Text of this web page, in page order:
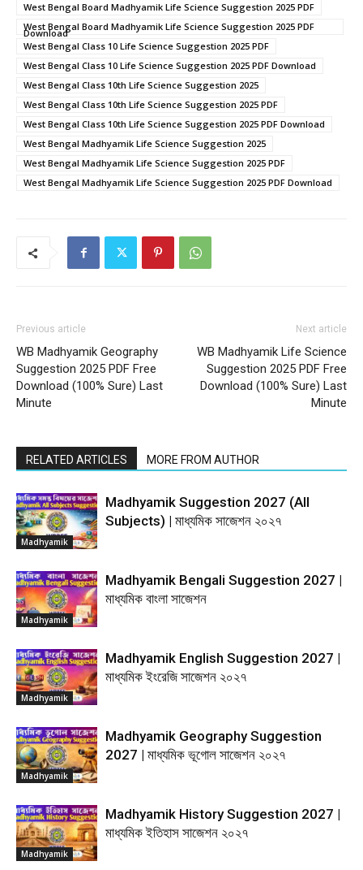
West Bengal Board Madhyamik Life Science Suggestion 2025 PDF
West Bengal Board Madhyamik Life Science Suggestion 2025 PDF
Download
West Bengal Class 10 Life Science Suggestion 2025 PDF
West Bengal Class 10 Life Science Suggestion 2025 PDF Download
West Bengal Class 10th Life Science Suggestion 2025
West Bengal Class 10th Life Science Suggestion 2025 PDF
West Bengal Class 10th Life Science Suggestion 2025 PDF Download
West Bengal Madhyamik Life Science Suggestion 2025
West Bengal Madhyamik Life Science Suggestion 2025 PDF
West Bengal Madhyamik Life Science Suggestion 2025 PDF Download
Previous article
WB Madhyamik Geography
Suggestion 2025 PDF Free
Download (100% Sure) Last
Minute
Next article
WB Madhyamik Life Science
Suggestion 2025 PDF Free
Download (100% Sure) Last
Minute
RELATED ARTICLES MORE FROM AUTHOR
Madhyamik
Madhyamik Suggestion 2027 (All
Subjects) | মাধ্যমিক সাজেশন ২০২৭
Madhyamik
Madhyamik Bengali Suggestion 2027 |
মাধ্যমিক বাংলা সাজেশন
Madhyamik
Madhyamik English Suggestion 2027 |
মাধ্যমিক ইংরেজি সাজেশন ২০২৭
Madhyamik
Madhyamik Geography Suggestion
2027 | মাধ্যমিক ভূগোল সাজেশন ২০২৭
Madhyamik
Madhyamik History Suggestion 2027 |
মাধ্যমিক ইতিহাস সাজেশন ২০২৭